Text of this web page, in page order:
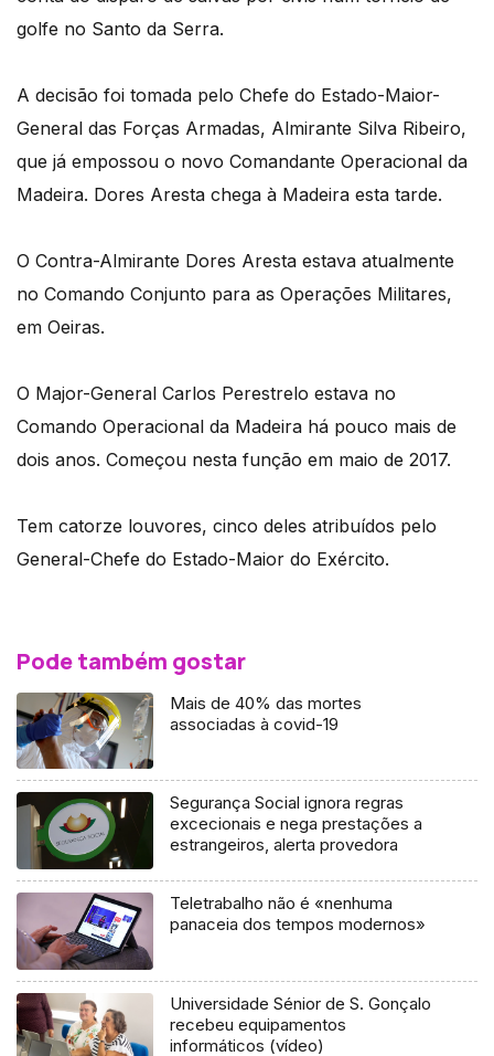
golfe no Santo da Serra.
A decisão foi tomada pelo Chefe do Estado-Maior-
General das Forças Armadas, Almirante Silva Ribeiro,
que já empossou o novo Comandante Operacional da
Madeira. Dores Aresta chega à Madeira esta tarde.
O Contra-Almirante Dores Aresta estava atualmente
no Comando Conjunto para as Operações Militares,
em Oeiras.
O Major-General Carlos Perestrelo estava no
Comando Operacional da Madeira há pouco mais de
dois anos. Começou nesta função em maio de 2017.
Tem catorze louvores, cinco deles atribuídos pelo
General-Chefe do Estado-Maior do Exército.
Pode também gostar
Mais de 40% das mortes
associadas à covid-19
Segurança Social ignora regras
excecionais e nega prestações a
estrangeiros, alerta provedora
Teletrabalho não é «nenhuma
panaceia dos tempos modernos»
Universidade Sénior de S. Gonçalo
recebeu equipamentos
informáticos (vídeo)